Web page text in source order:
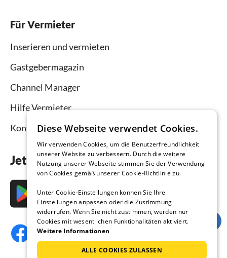
Für Vermieter
Inserieren und vermieten
Gastgebermagazin
Channel Manager
Hilfe Vermieter
Kontakt
Jetzt die App downloaden
Diese Webseite verwendet Cookies.
Wir verwenden Cookies, um die Benutzerfreundlichkeit
unserer Website zu verbessern. Durch die weitere
Nutzung unserer Webseite stimmen Sie der Verwendung
von Cookies gemäß unserer Cookie-Richtlinie zu.
Unter Cookie-Einstellungen können Sie Ihre
Einstellungen anpassen oder die Zustimmung
widerrufen. Wenn Sie nicht zustimmen, werden nur
Cookies mit wesentlichen Funktionalitäten aktiviert.
Weitere Informationen
ALLE COOKIES ZULASSEN